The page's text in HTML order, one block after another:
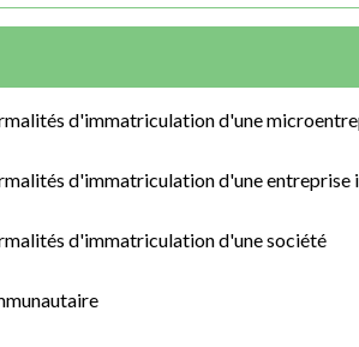
d'immatriculation d'une
d'immatriculation d'une entreprise
d'immatriculation d'une société